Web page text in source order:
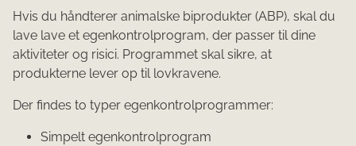
Hvis du håndterer animalske biprodukter (ABP), skal du
lave lave et egenkontrolprogram, der passer til dine
aktiviteter og risici. Programmet skal sikre, at
produkterne lever op til lovkravene.
Der findes to typer egenkontrolprogrammer:
Simpelt egenkontrolprogram